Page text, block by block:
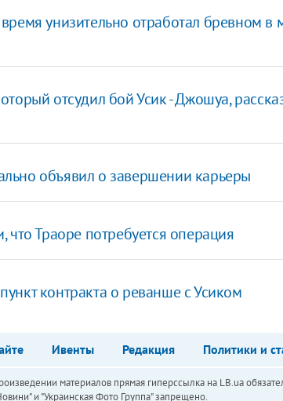
унизительно отработал бревном в
отсудил бой Усик - Джошуа,
объявил о завершении карьеры
Траоре потребуется операция
контракта о реванше с Усиком
Ивенты Редакция Политики и
материалов прямая гиперссылка на LB.ua
и "Украинская Фото Группа" запрещено.